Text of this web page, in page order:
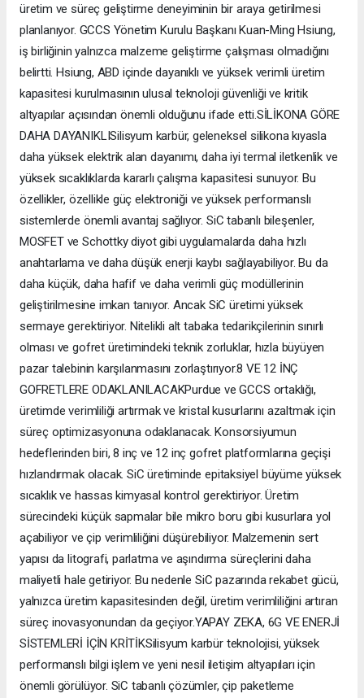
üretim ve süreç geliştirme deneyiminin bir araya getirilmesi
planlanıyor. GCCS Yönetim Kurulu Başkanı Kuan-Ming Hsiung,
iş birliğinin yalnızca malzeme geliştirme çalışması olmadığını
belirtti. Hsiung, ABD içinde dayanıklı ve yüksek verimli üretim
kapasitesi kurulmasının ulusal teknoloji güvenliği ve kritik
altyapılar açısından önemli olduğunu ifade etti.SİLİKONA GÖRE
DAHA DAYANIKLISilisyum karbür, geleneksel silikona kıyasla
daha yüksek elektrik alan dayanımı, daha iyi termal iletkenlik ve
yüksek sıcaklıklarda kararlı çalışma kapasitesi sunuyor. Bu
özellikler, özellikle güç elektroniği ve yüksek performanslı
sistemlerde önemli avantaj sağlıyor. SiC tabanlı bileşenler,
MOSFET ve Schottky diyot gibi uygulamalarda daha hızlı
anahtarlama ve daha düşük enerji kaybı sağlayabiliyor. Bu da
daha küçük, daha hafif ve daha verimli güç modüllerinin
geliştirilmesine imkan tanıyor. Ancak SiC üretimi yüksek
sermaye gerektiriyor. Nitelikli alt tabaka tedarikçilerinin sınırlı
olması ve gofret üretimindeki teknik zorluklar, hızla büyüyen
pazar talebinin karşılanmasını zorlaştırıyor.8 VE 12 İNÇ
GOFRETLERE ODAKLANILACAKPurdue ve GCCS ortaklığı,
üretimde verimliliği artırmak ve kristal kusurlarını azaltmak için
süreç optimizasyonuna odaklanacak. Konsorsiyumun
hedeflerinden biri, 8 inç ve 12 inç gofret platformlarına geçişi
hızlandırmak olacak. SiC üretiminde epitaksiyel büyüme yüksek
sıcaklık ve hassas kimyasal kontrol gerektiriyor. Üretim
sürecindeki küçük sapmalar bile mikro boru gibi kusurlara yol
açabiliyor ve çip verimliliğini düşürebiliyor. Malzemenin sert
yapısı da litografi, parlatma ve aşındırma süreçlerini daha
maliyetli hale getiriyor. Bu nedenle SiC pazarında rekabet gücü,
yalnızca üretim kapasitesinden değil, üretim verimliliğini artıran
süreç inovasyonundan da geçiyor.YAPAY ZEKA, 6G VE ENERJİ
SİSTEMLERİ İÇİN KRİTİKSilisyum karbür teknolojisi, yüksek
performanslı bilgi işlem ve yeni nesil iletişim altyapıları için
önemli görülüyor. SiC tabanlı çözümler, çip paketleme